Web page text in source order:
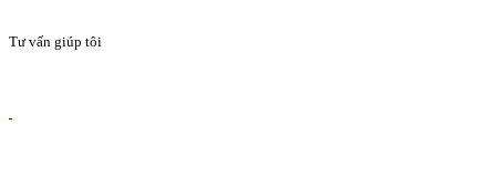
Tư vấn giúp tôi